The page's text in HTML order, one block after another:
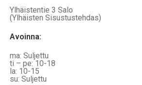
Ylhäistentie 3 Salo
(Ylhäisten Sisustustehdas)
Avoinna:
ma: Suljettu
ti – pe: 10-18
la: 10-15
su: Suljettu